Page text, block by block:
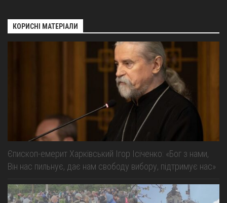
КОРИСНІ МАТЕРІАЛИ
Єпископ-емерит Харківський Ігор Ісіченко: «Бог з нами,
Він нас пильнує, дає нам свободу вибору, підтримує нас»